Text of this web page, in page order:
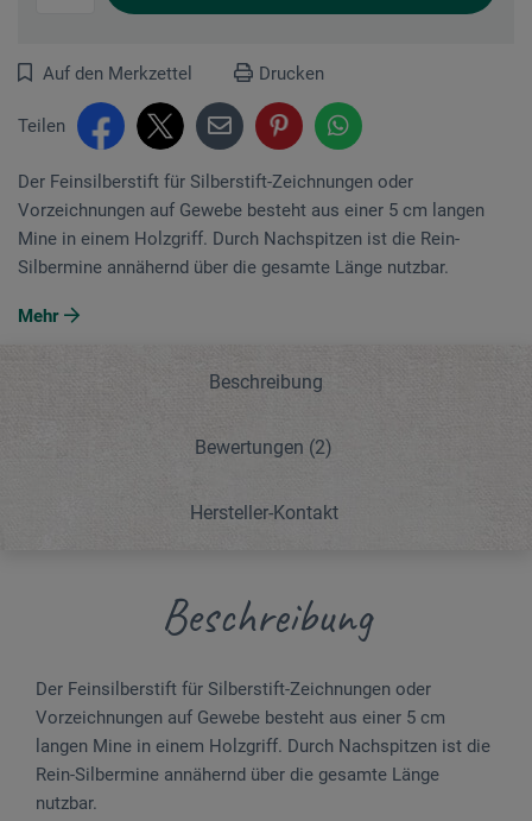
Auf den Merkzettel Drucken
Teilen
Der Feinsilberstift für Silberstift-Zeichnungen oder
Vorzeichnungen auf Gewebe besteht aus einer 5 cm langen
Mine in einem Holzgriff. Durch Nach­spitzen ist die Rein-
Silbermine annähernd über die gesamte Länge nutzbar.
Mehr
Beschreibung
Bewertungen (2)
Hersteller-Kontakt
Beschreibung
Der Feinsilberstift für Silberstift-Zeichnungen oder
Vorzeichnungen auf Gewebe besteht aus einer 5 cm
langen Mine in einem Holzgriff. Durch Nach­spitzen ist die
Rein-Silbermine annähernd über die gesamte Länge
nutzbar.